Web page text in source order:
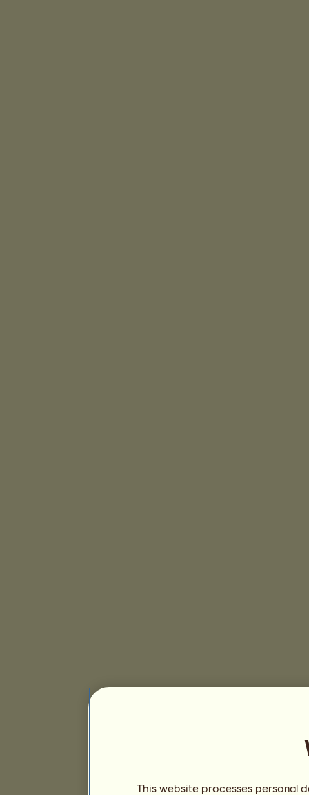
This website processes personal